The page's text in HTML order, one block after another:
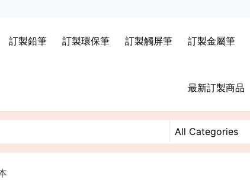
訂製鉛筆 訂製環保筆 訂製觸屏筆 訂製金屬筆
最新訂製商品